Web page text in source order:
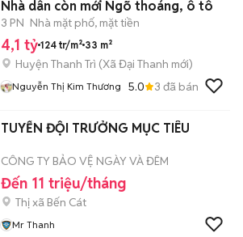
Nhà dân còn mới Ngõ thoáng, ô tô
3 PN Nhà mặt phố, mặt tiền
4,1 tỷ 124 tr/m² 33 m²
Huyện Thanh Trì (Xã Đại Thanh mới)
Nguyễn Thị Kim Thương 5.0 3 đã bán
TUYỂN ĐỘI TRƯỞNG MỤC TIÊU
CÔNG TY BẢO VỆ NGÀY VÀ ĐÊM
Đến 11 triệu/tháng
Thị xã Bến Cát
Mr Thanh